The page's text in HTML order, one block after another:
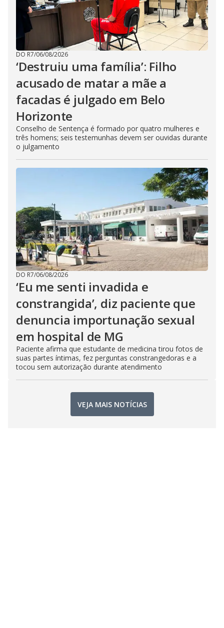
DO R7/06/08/2026
‘Destruiu uma família’: Filho
acusado de matar a mãe a
facadas é julgado em Belo
Horizonte
Conselho de Sentença é formado por quatro mulheres e
três homens; seis testemunhas devem ser ouvidas durante
o julgamento
DO R7/06/08/2026
‘Eu me senti invadida e
constrangida’, diz paciente que
denuncia importunação sexual
em hospital de MG
Paciente afirma que estudante de medicina tirou fotos de
suas partes íntimas, fez perguntas constrangedoras e a
tocou sem autorização durante atendimento
VEJA MAIS NOTÍCIAS